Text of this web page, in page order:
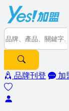
品牌刊登 加